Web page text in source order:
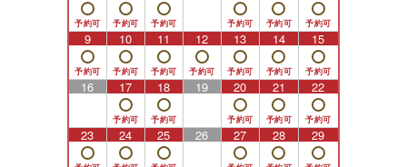
9 10 11 12 13 14 15
16 17 18 19 20 21 22
23 24 25 26 27 28 29